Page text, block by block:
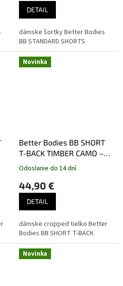
DETAIL
dámske šortky Better Bodies
BB STANDARD SHORTS
Novinka
Better Bodies BB SHORT
T-BACK TIMBER CAMO –
tielko Better Bodies
Odoslanie do 14 dní
44,90 €
DETAIL
dámske cropped tielko Better
Bodies BB SHORT T-BACK
Novinka